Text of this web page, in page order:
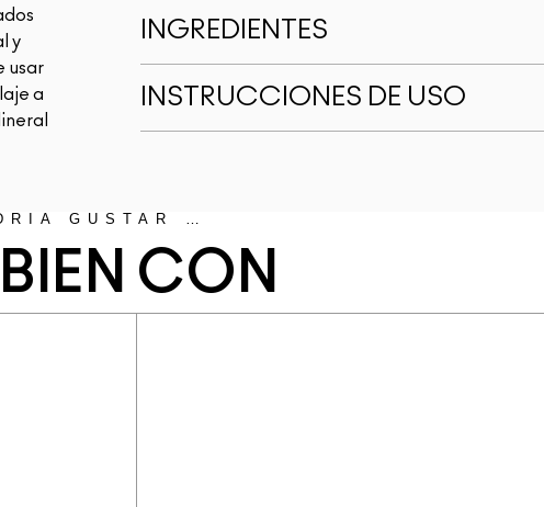
y
usar
a
INGREDIENTES
INSTRUCCIONES DE USO
GUSTAR …
CON